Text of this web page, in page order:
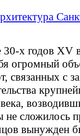
х годов XV
огромный
связанных с
сложилось
вынужден